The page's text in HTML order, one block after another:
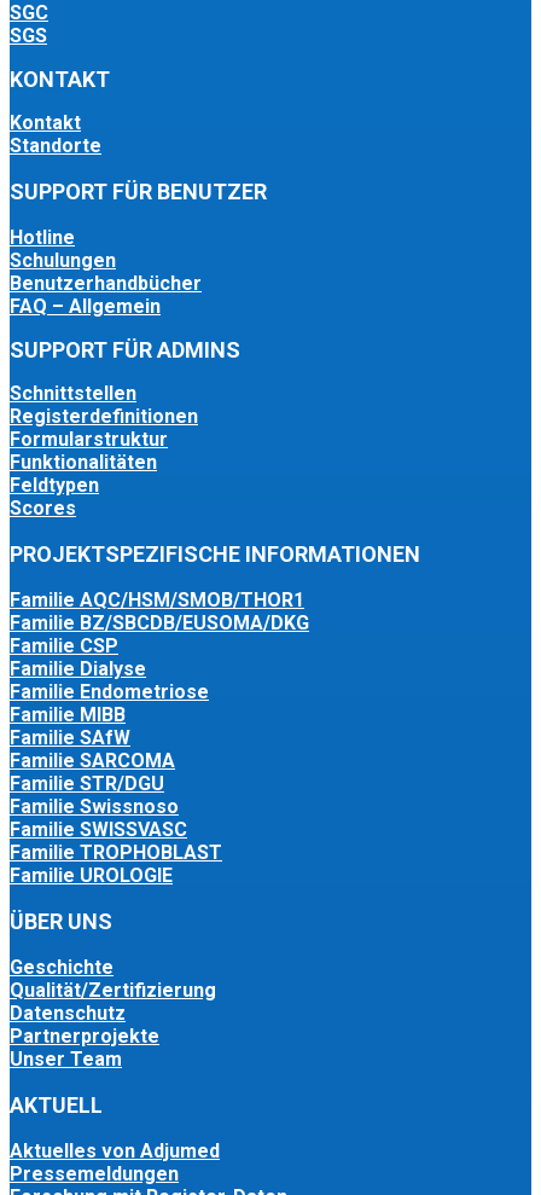
SGC
SGS
KONTAKT
Kontakt
Standorte
SUPPORT FÜR BENUTZER
Hotline
Schulungen
Benutzerhandbücher
FAQ – Allgemein
SUPPORT FÜR ADMINS
Schnittstellen
Registerdefinitionen
Formularstruktur
Funktionalitäten
Feldtypen
Scores
PROJEKTSPEZIFISCHE INFORMATIONEN
Familie AQC/HSM/SMOB/THOR1
Familie BZ/SBCDB/EUSOMA/DKG
Familie CSP
Familie Dialyse
Familie Endometriose
Familie MIBB
Familie SAfW
Familie SARCOMA
Familie STR/DGU
Familie Swissnoso
Familie SWISSVASC
Familie TROPHOBLAST
Familie UROLOGIE
ÜBER UNS
Geschichte
Qualität/Zertifizierung
Datenschutz
Partnerprojekte
Unser Team
AKTUELL
Aktuelles von Adjumed
Pressemeldungen